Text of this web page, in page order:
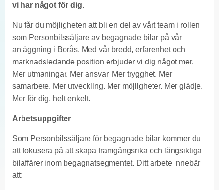
vi har något för dig.
Nu får du möjligheten att bli en del av vårt team i rollen
som Personbilssäljare av begagnade bilar på vår
anläggning i Borås. Med vår bredd, erfarenhet och
marknadsledande position erbjuder vi dig något mer.
Mer utmaningar. Mer ansvar. Mer trygghet. Mer
samarbete. Mer utveckling. Mer möjligheter. Mer glädje.
Mer för dig, helt enkelt.
Arbetsuppgifter
Som Personbilssäljare för begagnade bilar kommer du
att fokusera på att skapa framgångsrika och långsiktiga
bilaffärer inom begagnatsegmentet. Ditt arbete innebär
att: